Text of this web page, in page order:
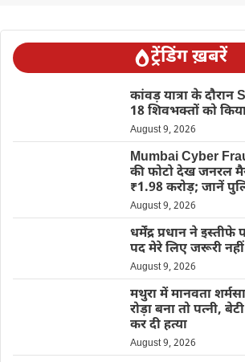
ट्रेंडिंग ख़बरें
कांवड़ यात्रा के दौरान
18 शिवभक्तों को
August 9, 2026
Mumbai Cyber
की फोटो देख जनरल
₹1.98 करोड़; जानें
August 9, 2026
धर्मेंद्र प्रधान ने
पद मेरे लिए जरूरी
August 9, 2026
मथुरा में मानवता
रोड़ा बना तो पत्नी,
कर दी हत्या
August 9, 2026